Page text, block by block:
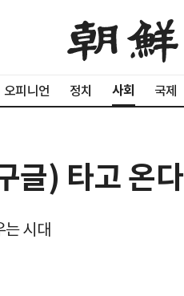
오피니언 정치 사회 국제
글) 타고 온다
는 시대